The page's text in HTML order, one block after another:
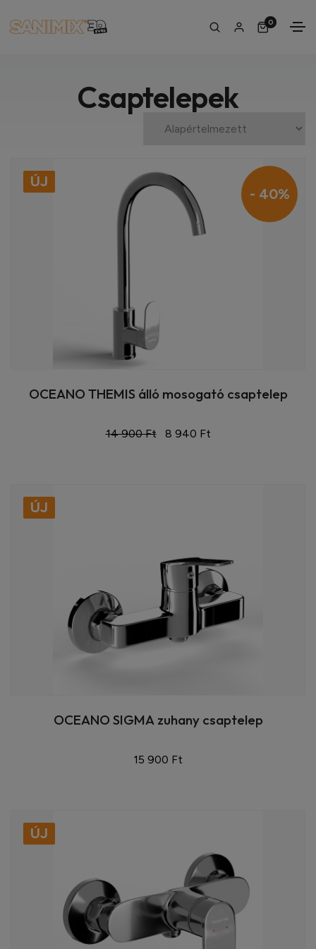
0
Csaptelepek
ÚJ
- 40%
OCEANO THEMIS álló mosogató csaptelep
14 900 Ft 8 940 Ft
ÚJ
OCEANO SIGMA zuhany csaptelep
15 900 Ft
ÚJ